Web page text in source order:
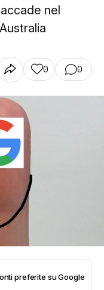
nel
0 0
preferite su Google